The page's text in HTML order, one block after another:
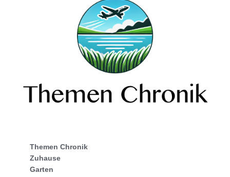
Themen Chronik
Zuhause
Garten